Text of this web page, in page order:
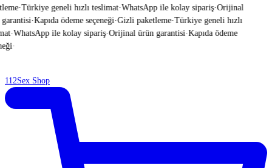
·Türkiye geneli hızlı teslimat·WhatsApp ile kolay sipariş·Orijinal
·Kapıda ödeme seçeneği·Gizli paketleme·Türkiye geneli hızlı
·WhatsApp ile kolay sipariş·Orijinal ürün garantisi·Kapıda ödeme
·
112Sex Shop